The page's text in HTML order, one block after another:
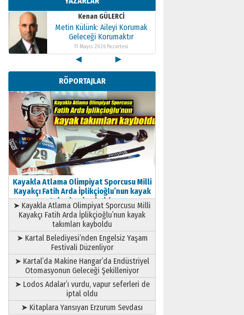
Kenan GÜLERCİ
Metin Külünk: Aileyi Korumak
Geleceği Korumaktır
11 Mayıs 2026 Pazartesi
Kenan GÜLERCİ
Metin Külünk: Aileyi Korumak
Geleceği Korumaktır
11 Mayıs 2026 Pazartesi
◀ ▶
RÖPORTAJLAR
Kayakla Atlama Olimpiyat Sporcusu Milli
Kayakçı Fatih Arda İplikçioğlu’nun kayak
takımları kayboldu
➤ Kayakla Atlama Olimpiyat Sporcusu Milli
Kayakçı Fatih Arda İplikçioğlu’nun kayak
takımları kayboldu
➤ Kartal Belediyesi’nden Engelsiz Yaşam
Festivali Düzenliyor
➤ Kartal’da Makine Hangar’da Endüstriyel
Otomasyonun Geleceği Şekilleniyor
➤ Lodos Adalar’ı vurdu, vapur seferleri de
iptal oldu
➤ Kitaplara Yansıyan Erzurum Sevdası